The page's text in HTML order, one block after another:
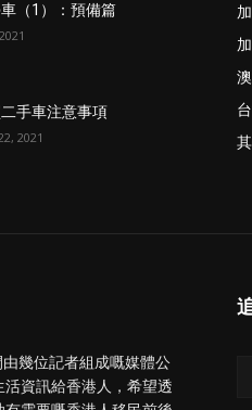
（1）：預備篇
手車注意事項
2021
幾位記者組成嘅媒體公
資訊給香港人，希望透